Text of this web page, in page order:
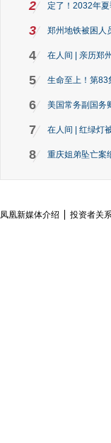
2 定了！2032年
3 郑州地铁被困人
4 在人间 | 亲历郑
5 生命至上！第83
6 美国常务副国务
7 在人间 | 红绿灯
8 重庆姐弟坠亡案
凤凰新媒体介绍 投资者关